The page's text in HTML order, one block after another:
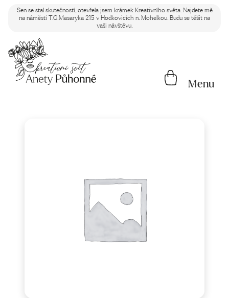
Sen se stal skutečností, otevřela jsem krámek Kreativního světa. Najdete mě
na náměstí T.G.Masaryka 215 v Hodkovicích n. Mohelkou. Budu se těšit na
vaši návštěvu.
Menu